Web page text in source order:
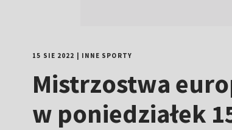
15 SIE 2022 INNE SPORTY
Mistrzostwa
w poniedziałek